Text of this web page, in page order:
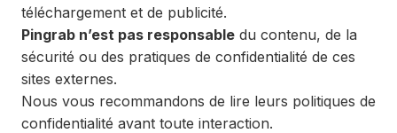
téléchargement et de publicité.
Pingrab n’est pas responsabledu contenu, de la
sécurité ou des pratiques de confidentialité de ces
sites externes.
Nous vous recommandons de lire leurs politiques de
confidentialité avant toute interaction.